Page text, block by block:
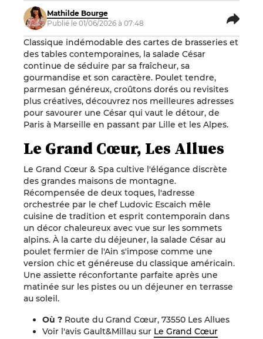
Mathilde Bourge
Publié le 01/06/2026 à 07:48
Classique indémodable des cartes de brasseries et
des tables contemporaines, la salade César
continue de séduire par sa fraîcheur, sa
gourmandise et son caractère. Poulet tendre,
parmesan généreux, croûtons dorés ou revisites
plus créatives, découvrez nos meilleures adresses
pour savourer une César qui vaut le détour, de
Paris à Marseille en passant par Lille et les Alpes.
Le Grand Cœur, Les Allues
Le Grand Cœur & Spa cultive l'élégance discrète
des grandes maisons de montagne.
Récompensée de deux toques, l'adresse
orchestrée par le chef Ludovic Escaich mêle
cuisine de tradition et esprit contemporain dans
un décor chaleureux avec vue sur les sommets
alpins. À la carte du déjeuner, la salade César au
poulet fermier de l'Ain s'impose comme une
version chic et généreuse du classique américain.
Une assiette réconfortante parfaite après une
matinée sur les pistes ou un déjeuner en terrasse
au soleil.
Où ? Route du Grand Cœur, 73550 Les Allues
Voir l'avis Gault&Millau sur Le Grand Cœur